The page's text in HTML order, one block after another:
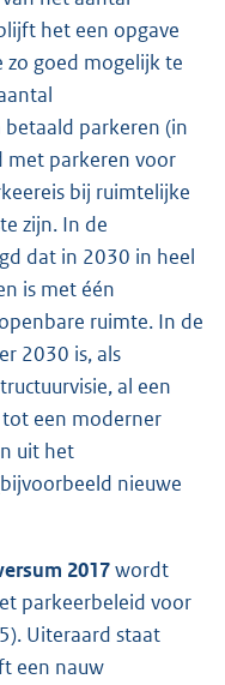
het een opgave
zo goed mogelijk te
parkeren (in
met parkeren voor
bij ruimtelijke
zijn. In de
dat in 2030 in heel
is met één
ruimte. In de
2030 is, als
al een
een moderner
uit het
nieuwe
2017wordt
parkeerbeleid voor
Uiteraard staat
een nauw